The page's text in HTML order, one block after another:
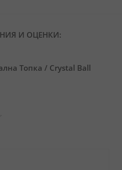
И ОЦЕНКИ:
Топка / Crystal Ball